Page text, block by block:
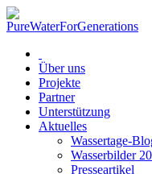
Über uns
Projekte
Partner
Unterstützung
Aktuelles
Wassertage-
Wasserbilder
Presseartikel